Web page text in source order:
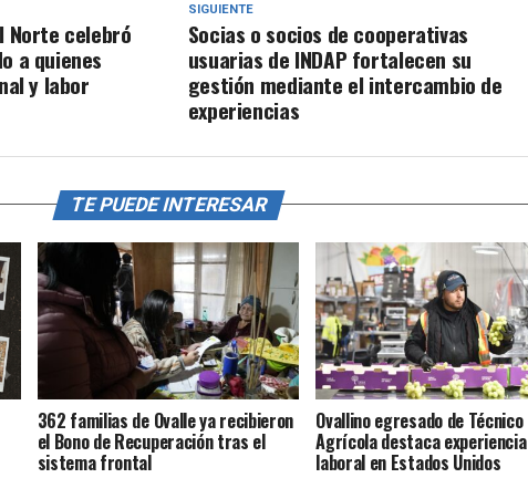
SIGUIENTE
Socias o socios de cooperativas
usuarias de INDAP fortalecen su
gestión mediante el intercambio de
experiencias
Norte celebró
a quienes
y labor
TE PUEDE INTERESAR
362 familias de Ovalle ya recibieron
el Bono de Recuperación tras el
sistema frontal
Ovallino egresado de Técnico
Agrícola destaca experiencia
laboral en Estados Unidos